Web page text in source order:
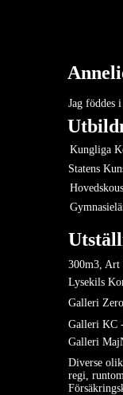
300m3, Art
Lysekils
Jag föddes
Kungliga
Statens
Galleri
Galleri KC
Galleri
Diverse
regi,